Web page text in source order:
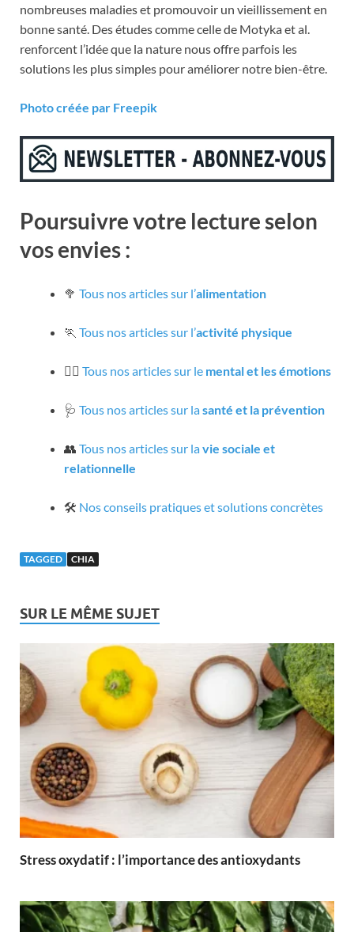
nombreuses maladies et promouvoir un vieillissement en
bonne santé. Des études comme celle de Motyka et al.
renforcent l’idée que la nature nous offre parfois les
solutions les plus simples pour améliorer notre bien-être.
Photo créée par Freepik
Poursuivre votre lecture selon
vos envies :
🥦 Tous nos articles sur l’alimentation
🏃 Tous nos articles sur l’activité physique
🧘‍♀️ Tous nos articles sur le mental et les émotions
🩺 Tous nos articles sur lasanté et la prévention
👥 Tous nos articles sur lavie sociale et
relationnelle
🛠️ Nos conseils pratiques et solutions concrètes
TAGGED CHIA
SUR LE MÊME SUJET
Stress oxydatif : l’importance des antioxydants